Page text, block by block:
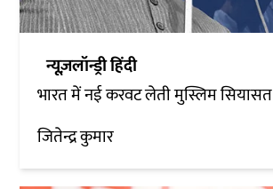
न्यूज़लॉन्ड्री हिंदी
भारत में नई करवट लेती मुस्लिम सियासत
जितेन्द्र कुमार